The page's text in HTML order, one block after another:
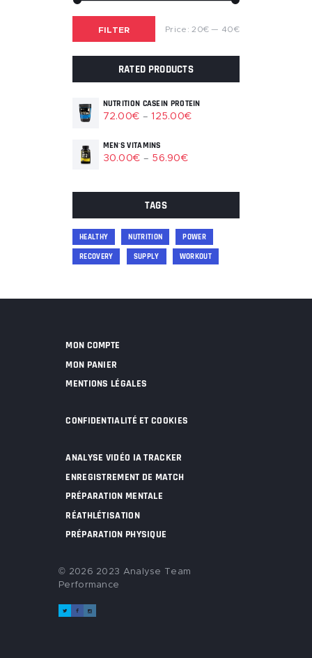
FILTER Price: 20€ — 40€
RATED PRODUCTS
NUTRITION CASEIN PROTEIN
72.00€ –125.00€
MEN'S VITAMINS
30.00€ – 56.90€
TAGS
HEALTHY NUTRITION
POWER
RECOVERY
SUPPLY WORKOUT
MON COMPTE
MON PANIER
MENTIONS LÉGALES
CONFIDENTIALITÉ ET COOKIES
ANALYSE VIDÉO IA TRACKER
ENREGISTREMENT DE MATCH
PRÉPARATION MENTALE
RÉATHLÉTISATION
PRÉPARATION PHYSIQUE
© 2026 2023 Analyse Team
Performance